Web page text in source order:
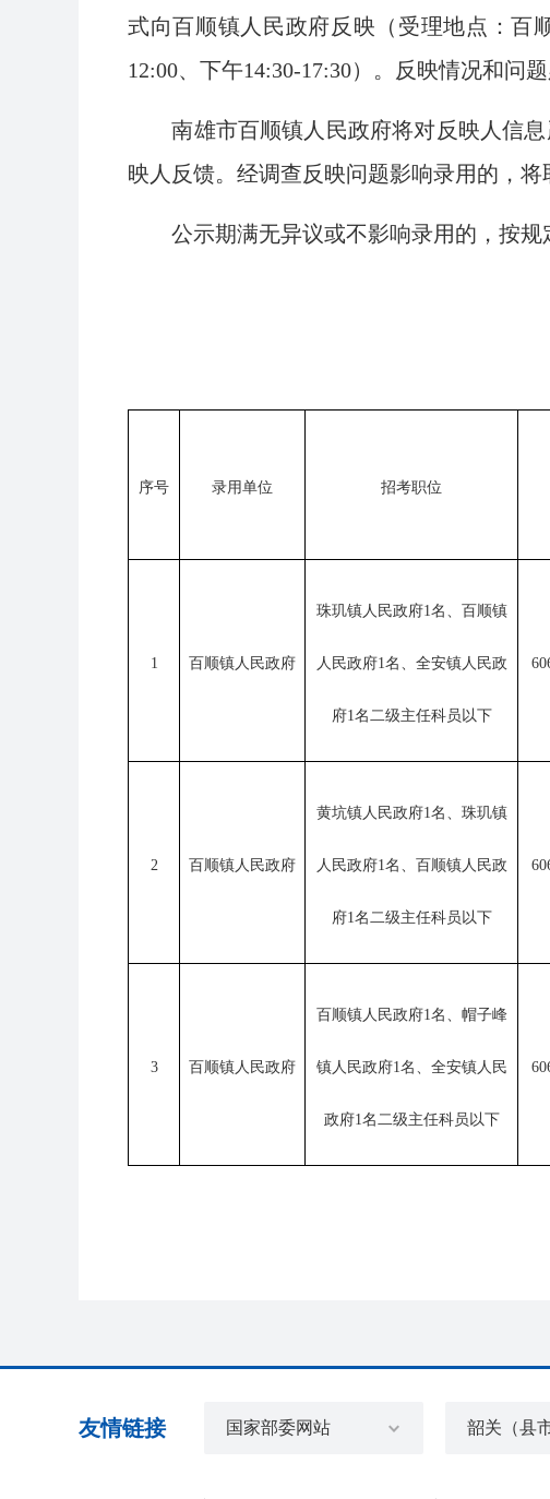
式向百顺镇人民政府反映（受理地点：百
12:00、下午14:30-17:30）。反映情况和问
南雄市百顺镇人民政府将对反映人信息
映人反馈。经调查反映问题影响录用的，将
公示期满无异议或不影响录用的，按规
序号 录用单位 招考职位
1 百顺镇人民政府
珠玑镇人民政府1名、百顺镇
人民政府1名、全安镇人民政
府1名二级主任科员以下
2 百顺镇人民政府
黄坑镇人民政府1名、珠玑镇
人民政府1名、百顺镇人民政
府1名二级主任科员以下
3 百顺镇人民政府
百顺镇人民政府1名、帽子峰
镇人民政府1名、全安镇人民
政府1名二级主任科员以下
友情链接 国家部委网站 韶关（县